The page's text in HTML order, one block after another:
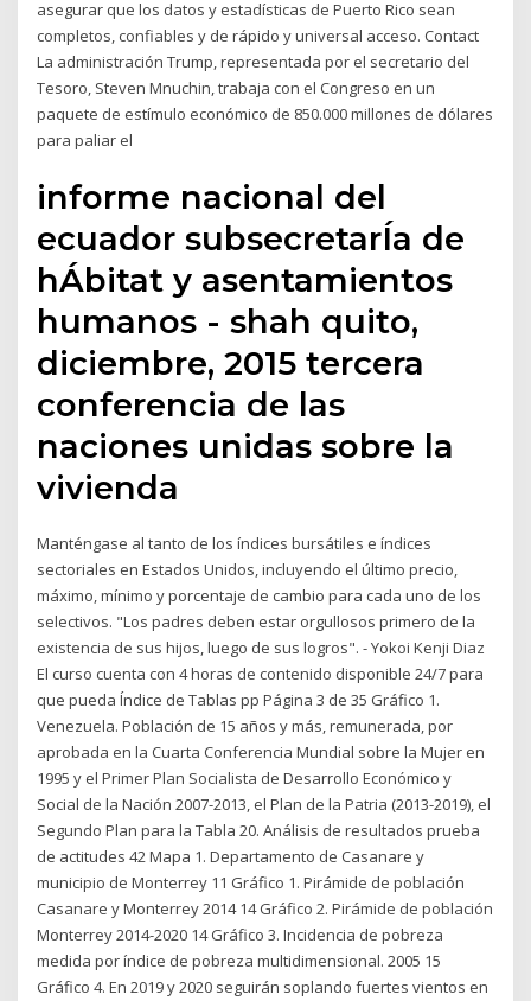
asegurar que los datos y estadísticas de Puerto Rico sean
completos, confiables y de rápido y universal acceso. Contact
La administración Trump, representada por el secretario del
Tesoro, Steven Mnuchin, trabaja con el Congreso en un
paquete de estímulo económico de 850.000 millones de dólares
para paliar el
informe nacional del
ecuador subsecretarÍa de
hÁbitat y asentamientos
humanos - shah quito,
diciembre, 2015 tercera
conferencia de las
naciones unidas sobre la
vivienda
Manténgase al tanto de los índices bursátiles e índices
sectoriales en Estados Unidos, incluyendo el último precio,
máximo, mínimo y porcentaje de cambio para cada uno de los
selectivos. "Los padres deben estar orgullosos primero de la
existencia de sus hijos, luego de sus logros". - Yokoi Kenji Diaz
El curso cuenta con 4 horas de contenido disponible 24/7 para
que pueda Índice de Tablas pp Página 3 de 35 Gráfico 1.
Venezuela. Población de 15 años y más, remunerada, por
aprobada en la Cuarta Conferencia Mundial sobre la Mujer en
1995 y el Primer Plan Socialista de Desarrollo Económico y
Social de la Nación 2007-2013, el Plan de la Patria (2013-2019), el
Segundo Plan para la Tabla 20. Análisis de resultados prueba
de actitudes 42 Mapa 1. Departamento de Casanare y
municipio de Monterrey 11 Gráfico 1. Pirámide de población
Casanare y Monterrey 2014 14 Gráfico 2. Pirámide de población
Monterrey 2014-2020 14 Gráfico 3. Incidencia de pobreza
medida por índice de pobreza multidimensional. 2005 15
Gráfico 4. En 2019 y 2020 seguirán soplando fuertes vientos en